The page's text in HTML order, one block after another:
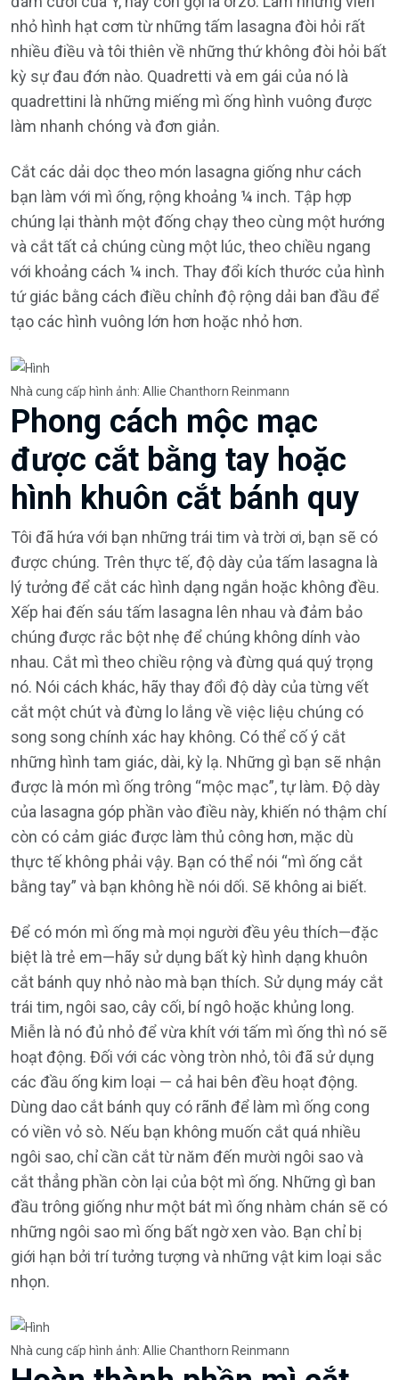
nhỏ hình hạt cơm từ những tấm lasagna đòi hỏi rất
nhiều điều và tôi thiên về những thứ không đòi hỏi bất
kỳ sự đau đớn nào. Quadretti và em gái của nó là
quadrettini là những miếng mì ống hình vuông được
làm nhanh chóng và đơn giản.
Cắt các dải dọc theo món lasagna giống như cách
bạn làm với mì ống, rộng khoảng ¼ inch. Tập hợp
chúng lại thành một đống chạy theo cùng một hướng
và cắt tất cả chúng cùng một lúc, theo chiều ngang
với khoảng cách ¼ inch. Thay đổi kích thước của hình
tứ giác bằng cách điều chỉnh độ rộng dải ban đầu để
tạo các hình vuông lớn hơn hoặc nhỏ hơn.
Nhà cung cấp hình ảnh: Allie Chanthorn Reinmann
Phong cách mộc mạc
được cắt bằng tay hoặc
hình khuôn cắt bánh quy
Tôi đã hứa với bạn những trái tim và trời ơi, bạn sẽ có
được chúng. Trên thực tế, độ dày của tấm lasagna là
lý tưởng để cắt các hình dạng ngắn hoặc không đều.
Xếp hai đến sáu tấm lasagna lên nhau và đảm bảo
chúng được rắc bột nhẹ để chúng không dính vào
nhau. Cắt mì theo chiều rộng và đừng quá quý trọng
nó. Nói cách khác, hãy thay đổi độ dày của từng vết
cắt một chút và đừng lo lắng về việc liệu chúng có
song song chính xác hay không. Có thể cố ý cắt
những hình tam giác, dài, kỳ lạ. Những gì bạn sẽ nhận
được là món mì ống trông “mộc mạc”, tự làm. Độ dày
của lasagna góp phần vào điều này, khiến nó thậm chí
còn có cảm giác được làm thủ công hơn, mặc dù
thực tế không phải vậy. Bạn có thể nói “mì ống cắt
bằng tay” và bạn không hề nói dối. Sẽ không ai biết.
Để có món mì ống mà mọi người đều yêu thích—đặc
biệt là trẻ em—hãy sử dụng bất kỳ hình dạng khuôn
cắt bánh quy nhỏ nào mà bạn thích. Sử dụng máy cắt
trái tim, ngôi sao, cây cối, bí ngô hoặc khủng long.
Miễn là nó đủ nhỏ để vừa khít với tấm mì ống thì nó sẽ
hoạt động. Đối với các vòng tròn nhỏ, tôi đã sử dụng
các đầu ống kim loại — cả hai bên đều hoạt động.
Dùng dao cắt bánh quy có rãnh để làm mì ống cong
có viền vỏ sò. Nếu bạn không muốn cắt quá nhiều
ngôi sao, chỉ cần cắt từ năm đến mười ngôi sao và
cắt thẳng phần còn lại của bột mì ống. Những gì ban
đầu trông giống như một bát mì ống nhàm chán sẽ có
những ngôi sao mì ống bất ngờ xen vào. Bạn chỉ bị
giới hạn bởi trí tưởng tượng và những vật kim loại sắc
nhọn.
Nhà cung cấp hình ảnh: Allie Chanthorn Reinmann